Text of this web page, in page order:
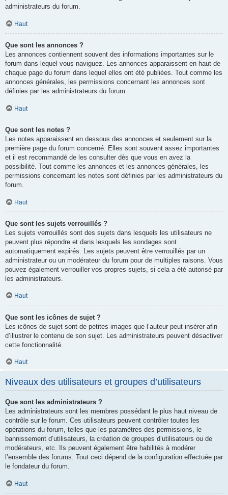
administrateurs du forum.
Haut
Que sont les annonces ?
Les annonces contiennent souvent des informations importantes sur le
forum dans lequel vous naviguez. Les annonces apparaissent en haut de
chaque page du forum dans lequel elles ont été publiées. Tout comme les
annonces générales, les permissions concernant les annonces sont
définies par les administrateurs du forum.
Haut
Que sont les notes ?
Les notes apparaissent en dessous des annonces et seulement sur la
première page du forum concerné. Elles sont souvent assez importantes
et il est recommandé de les consulter dès que vous en avez la
possibilité. Tout comme les annonces et les annonces générales, les
permissions concernant les notes sont définies par les administrateurs du
forum.
Haut
Que sont les sujets verrouillés ?
Les sujets verrouillés sont des sujets dans lesquels les utilisateurs ne
peuvent plus répondre et dans lesquels les sondages sont
automatiquement expirés. Les sujets peuvent être verrouillés par un
administrateur ou un modérateur du forum pour de multiples raisons. Vous
pouvez également verrouiller vos propres sujets, si cela a été autorisé par
les administrateurs.
Haut
Que sont les icônes de sujet ?
Les icônes de sujet sont de petites images que l’auteur peut insérer afin
d’illustrer le contenu de son sujet. Les administrateurs peuvent désactiver
cette fonctionnalité.
Haut
Niveaux des utilisateurs et groupes d’utilisateurs
Que sont les administrateurs ?
Les administrateurs sont les membres possédant le plus haut niveau de
contrôle sur le forum. Ces utilisateurs peuvent contrôler toutes les
opérations du forum, telles que les paramètres des permissions, le
bannissement d’utilisateurs, la création de groupes d’utilisateurs ou de
modérateurs, etc. Ils peuvent également être habilités à modérer
l’ensemble des forums. Tout ceci dépend de la configuration effectuée par
le fondateur du forum.
Haut